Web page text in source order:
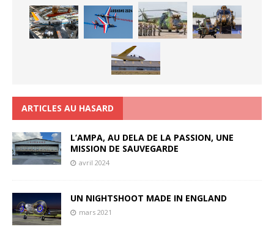
ARTICLES AU HASARD
L’AMPA, AU DELA DE LA PASSION, UNE
MISSION DE SAUVEGARDE
avril 2024
UN NIGHTSHOOT MADE IN ENGLAND
mars 2021